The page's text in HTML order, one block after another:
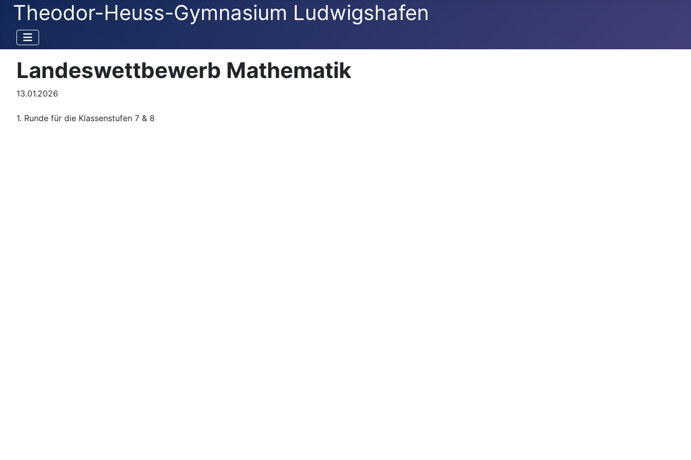
Theodor-Heuss-Gymnasium Ludwigshafen
Landeswettbewerb Mathematik
13.01.2026
1. Runde für die Klassenstufen 7 & 8